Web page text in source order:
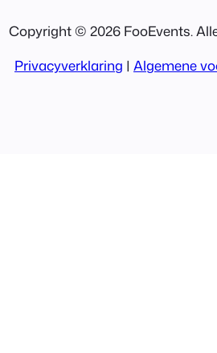
Copyright © 2026 FooEvents.
Privacyverklaring | Algemene